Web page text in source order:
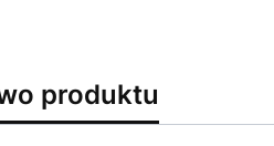
produktu